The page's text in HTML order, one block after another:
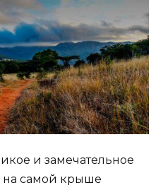
и замечательное
на самой крыше